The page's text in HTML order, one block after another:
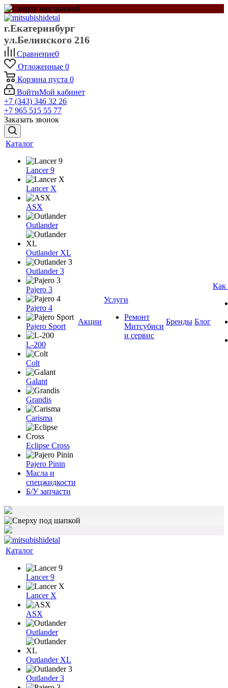
г.Екатеринбург
ул.Белинского 216
Сравнение0
Отложенные 0
Корзина пуста 0
ВойтиМой кабинет
+7 (343) 346 32 26
+7 965 515 55 77
Заказать звонок
Каталог
Lancer 9
Lancer X
ASX
Outlander
Outlander XL
Outlander 3
Pajero 3
Pajero 4
Pajero Sport
L-200
Colt
Galant
Grandis
Carisma
Eclipse Cross
Pajero Pinin
Масла и
спецжидкости
Б/У запчасти
Акции
Услуги
Ремонт
Митсубиси
и сервис
Бренды Блог
Как
Каталог
Lancer 9
Lancer X
ASX
Outlander
Outlander XL
Outlander 3